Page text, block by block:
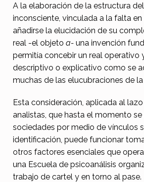
o
r
a
c
i
n
d
e
s
a
A la elaboración de la estructura
inconsciente, vinculada a la falta
añadirse la elucidación de su
real -el objeto a-una invención
permitía concebir un real operativo
descriptivo o explicativo como se
muchas de las elucubraciones de la
Esta consideración, aplicada al
analistas, que hasta el momento se
sociedades por medio de vínculos
identificación, puede funcionar
otros factores esenciales que
una Escuela de psicoanálisis
trabajo de cartel y en torno al pase.